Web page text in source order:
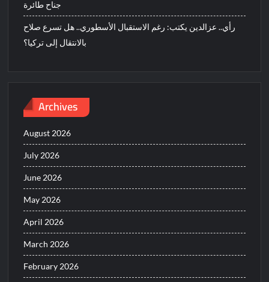
جناح طائرة
رأي.. عزالدين يكتب: رغم الاستقبال الأسطوري.. هل تسرع صلاح
بالانتقال إلى تركيا؟
Archives
August 2026
July 2026
June 2026
May 2026
April 2026
March 2026
February 2026